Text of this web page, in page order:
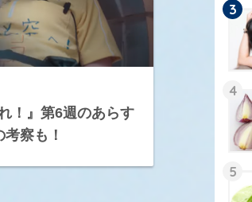
！』第6週のあらす
察も！
3
4
5